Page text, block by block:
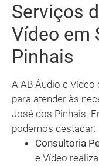
Serviços
Vídeo em
Pinhais
A AB Áudio e
para atender às
José dos Pinhais.
podemos destacar:
Consultoria
e Vídeo